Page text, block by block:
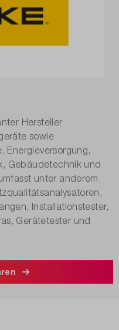
Hersteller
sowie
Energieversorgung,
Gebäudetechnik und
unter anderem
Installationstester,
Gerätetester und